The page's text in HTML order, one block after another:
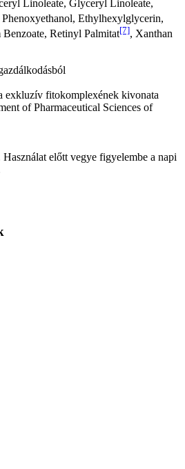
Linoleate, Glyceryl Linoleate,
Ethylhexylglycerin,
Benzoate, Retinyl Palmitat[7], Xanthan
exkluzív fitokomplexének kivonata
of Pharmaceutical Sciences of
előtt vegye figyelembe a napi